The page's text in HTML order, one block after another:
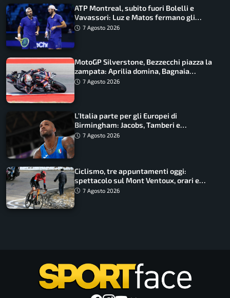
ATP Montreal, subito fuori Bolelli e
Vavassori: Luz e Matos fermano gli
azzurri
7 Agosto 2026
MotoGP Silverstone, Bezzecchi piazza la
zampata: Aprilia domina, Bagnaia
costretto al Q1
7 Agosto 2026
L’Italia parte per gli Europei di
Birmingham: Jacobs, Tamberi e
Battocletti guidano una spedizione
7 Agosto 2026
Ciclismo, tre appuntamenti oggi:
spettacolo sul Mont Ventoux, orari e
come vederli
7 Agosto 2026